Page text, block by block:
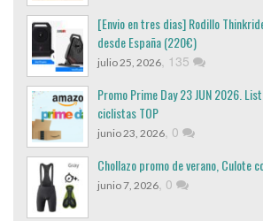
[Envio en tres dias] Rodillo
desde España (220€)
julio 25, 2026, 135
Promo Prime Day 23 JUN 2026.
ciclistas TOP
junio 23, 2026, 0
Chollazo promo de verano, Culote
junio 7, 2026, 0